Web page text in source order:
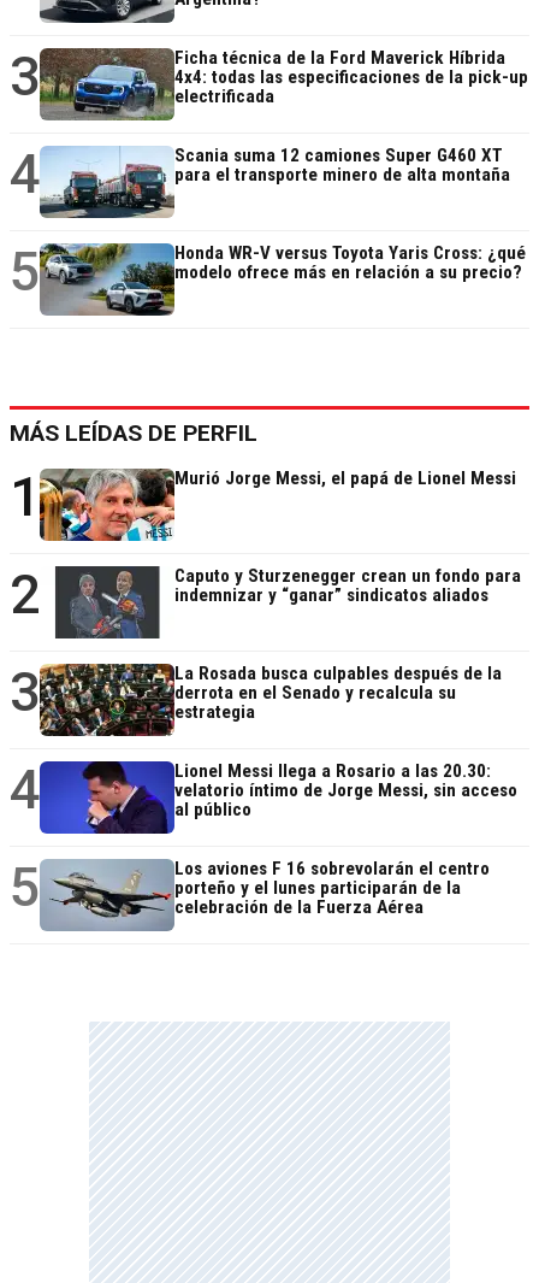
3
Ficha técnica de la Ford Maverick Híbrida
4x4: todas las especificaciones de la pick-up
electrificada
4
Scania suma 12 camiones Super G460 XT
para el transporte minero de alta montaña
5
Honda WR-V versus Toyota Yaris Cross: ¿qué
modelo ofrece más en relación a su precio?
MÁS LEÍDAS DE PERFIL
1 Murió Jorge Messi, el papá de Lionel Messi
2
Caputo y Sturzenegger crean un fondo para
indemnizar y “ganar” sindicatos aliados
3
La Rosada busca culpables después de la
derrota en el Senado y recalcula su
estrategia
4
Lionel Messi llega a Rosario a las 20.30:
velatorio íntimo de Jorge Messi, sin acceso
al público
5
Los aviones F 16 sobrevolarán el centro
porteño y el lunes participarán de la
celebración de la Fuerza Aérea